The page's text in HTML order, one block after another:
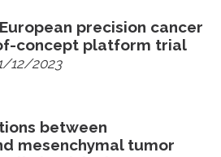
European precision cancer
concept platform trial
12/2023
between
mesenchymal tumor